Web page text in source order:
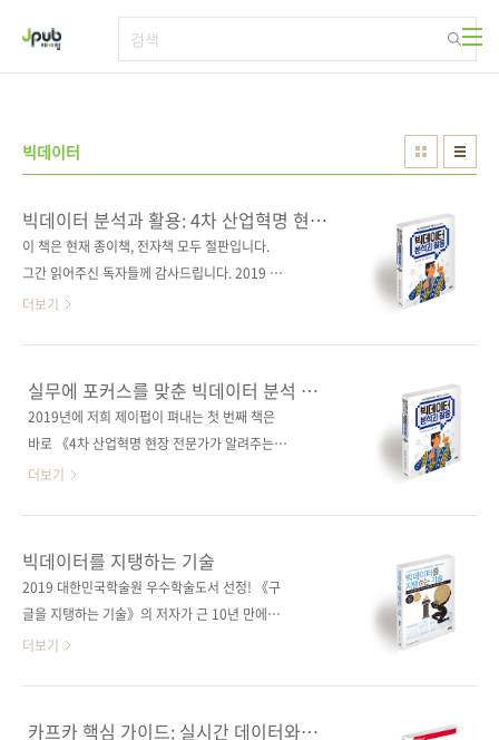
빅데이터
빅데이터 분석과 활용: 4차 산업혁명 현장
전문가가 알려주는
이 책은 현재 종이책, 전자책 모두 절판입니다.
그간 읽어주신 독자들께 감사드립니다. 2019 세
종도서 학술부문 우수도서 선정!현장 전문가가
순)[강컴] [교보문고] [도서11번가] [알라딘] [예
스이십사] [인터파크] 전자책 구매 사이트(가나
다순)[교보문고] [구글북스] [리디북스] [알라딘]
박인근, 홍지후, 강남규, 김성호, 정구범출판일
2019년 1월 8일페이지 300쪽판 형 46배판변
26,000원ISBN 979-11-88621-50-7 (93000)
키워드 데이터 과학 / 빅데이터 / 4차 산업혁명 ..
더보기
실무에 포커스를 맞춘 빅데이터 분석 및
활용서
2019년에 저희 제이펍이 펴내는 첫 번째 책은
바로 《4차 산업혁명 현장 전문가가 알려주는
빅데이터 분석과 활용》입니다. 제목 그대로 실
명의 필자 모두는 오랫동안 데이터 분석을 해오
셨던 분들입니다. 따라서 기존에 출간된 빅데이
터 관련 서적들과는 달리, 빅데이터 구축을 위한
실제 경험과 노하우를 기반으로 실무자의 관점
에서 설명하고 있다는 점이 기존 책들과의 차별
더보기
빅데이터를 지탱하는 기술
2019 대한민국학술원 우수학술도서 선정! 《구
글을 지탱하는 기술》의 저자가 근 10년 만에 들
고 온 역작! 현대 비즈니스의 성패는 데이터 수집
모든 것! 도서구매 사이트(가나다순) [강컴] [교
더보기
카프카 핵심 가이드: 실시간 데이터와